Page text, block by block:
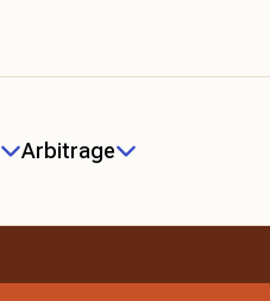
Arbitrage